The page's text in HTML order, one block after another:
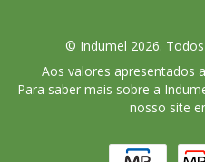
© Indumel 2026.
Aos valores apresentados
Para saber mais sobre a
nosso site